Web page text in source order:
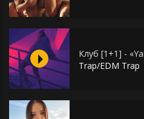
Клуб [1+1] -
Trap/EDM Trap